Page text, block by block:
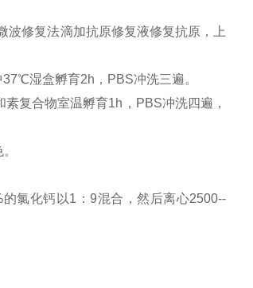
波修复法滴加抗原修复液修复抗原，上
湿盒孵育2h，PBS冲洗三遍。
复合物室温孵育1h，PBS冲洗四遍，
氯化钙以1：9混合，然后离心2500--